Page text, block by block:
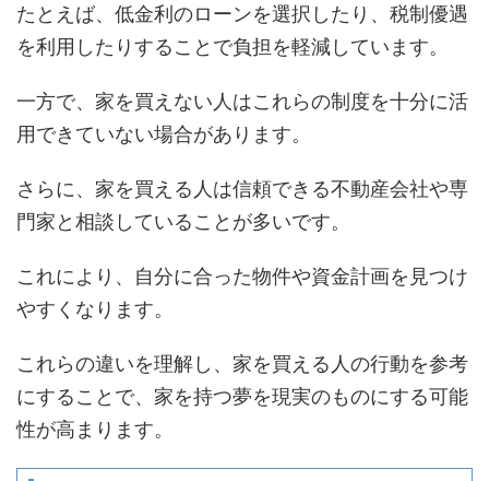
たとえば、低金利のローンを選択したり、税制優遇
を利用したりすることで負担を軽減しています。
一方で、家を買えない人はこれらの制度を十分に活
用できていない場合があります。
さらに、家を買える人は信頼できる不動産会社や専
門家と相談していることが多いです。
これにより、自分に合った物件や資金計画を見つけ
やすくなります。
これらの違いを理解し、家を買える人の行動を参考
にすることで、家を持つ夢を現実のものにする可能
性が高まります。